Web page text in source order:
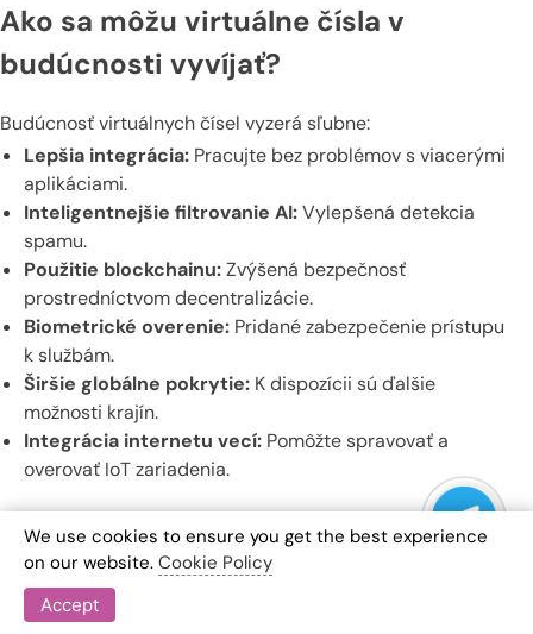
Ako sa môžu virtuálne čísla v
budúcnosti vyvíjať?
Budúcnosť virtuálnych čísel vyzerá sľubne:
Lepšia integrácia: Pracujte bez problémov s viacerými
aplikáciami.
Inteligentnejšie filtrovanie AI:Vylepšená detekcia
spamu.
Použitie blockchainu:Zvýšená bezpečnosť
prostredníctvom decentralizácie.
Biometrické overenie: Pridané zabezpečenie prístupu
k službám.
Širšie globálne pokrytie: K dispozícii sú ďalšie
možnosti krajín.
Integrácia internetu vecí: Pomôžte spravovať a
overovať IoT zariadenia.
Záver
Virtuálne čísla sú výkonné na prijímanie jednorazových
hesiel. Ponúkajú súkromie, pohodlie a flexibilitu. Majú určité
We use cookies to ensure you get the best experience
on our website. Cookie Policy
Accept